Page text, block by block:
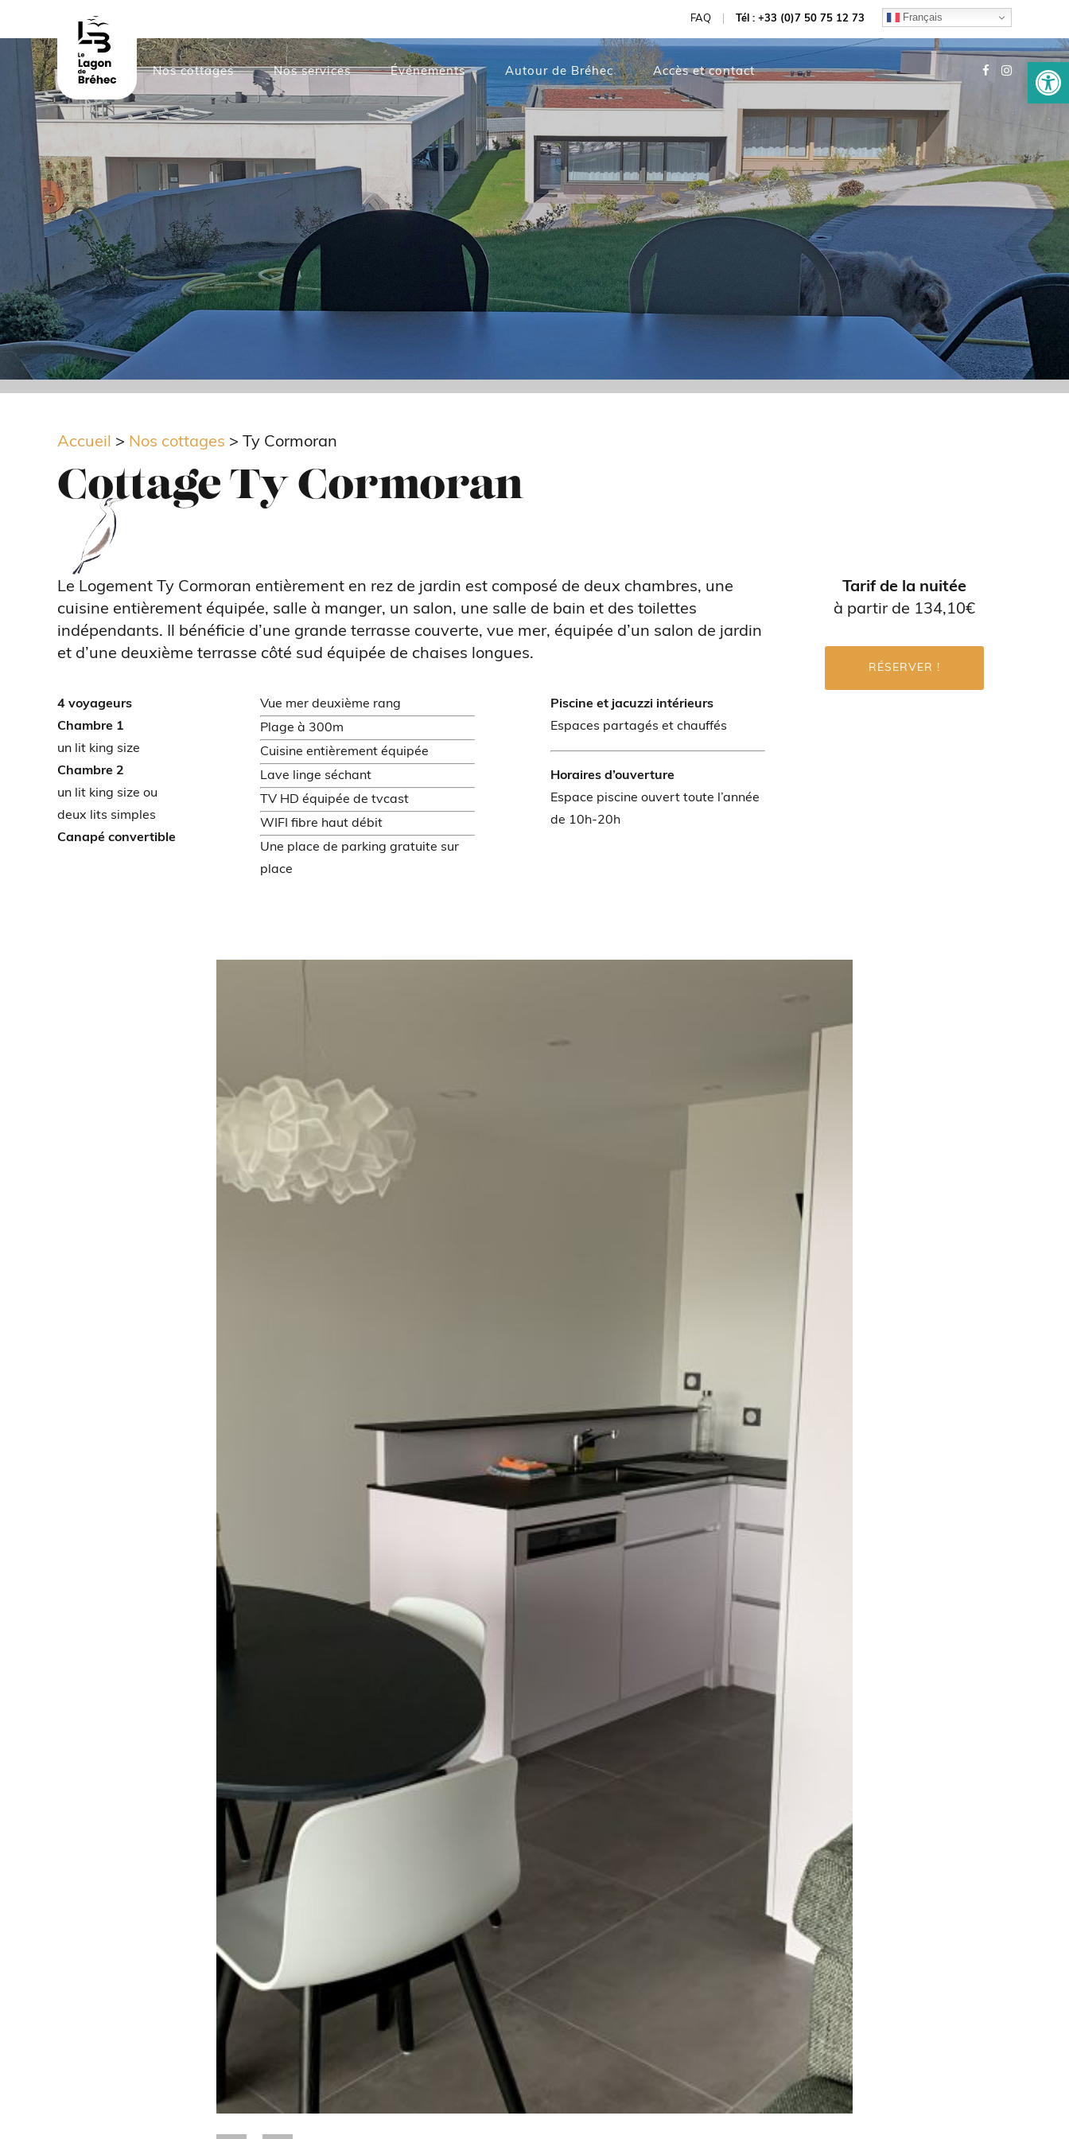
Ouvrir
FAQ Tél : +33 (0)7 50 75 12 73 Français
Nos cottages Nos services Événements Autour de Bréhec Accès et contact
Accueil > Nos cottages > Ty Cormoran
Cottage Ty Cormoran
Le Logement Ty Cormoran entièrement en rez de jardin est composé de deux chambres, une
cuisine entièrement équipée, salle à manger, un salon, une salle de bain et des toilettes
indépendants. Il bénéficie d’une grande terrasse couverte, vue mer, équipée d’un salon de jardin
et d’une deuxième terrasse côté sud équipée de chaises longues.
4 voyageurs
Chambre 1
un lit king size
Chambre 2
un lit king size ou
deux lits simples
Canapé convertible
Vue mer deuxième rang
Plage à 300m
Cuisine entièrement équipée
Lave linge séchant
TV HD équipée de tvcast
WIFI fibre haut débit
Une place de parking gratuite sur
place
Piscine et jacuzzi intérieurs
Espaces partagés et chauffés
Horaires d’ouverture
Espace piscine ouvert toute l’année
de 10h-20h
Tarif de la nuitée
à partir de 134,10€
RÉSERVER !